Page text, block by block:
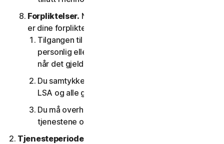
Forpliktelser. Når det gjelder bruken av tjenesten,
er dine forpliktelser som følger:
Tilgangen til forbrukertjenestene er kun for deg
personlig eller husholdningen, eller intern bruk
når det gjelder bedriftstjenester;
Du samtykker i å bruke tjenestene i samsvar med
LSA og alle gjeldende lover og forskrifter;
Du må overholde tekniske begrensninger for
tjenestene og/eller programvaren.
Tjenesteperiode.